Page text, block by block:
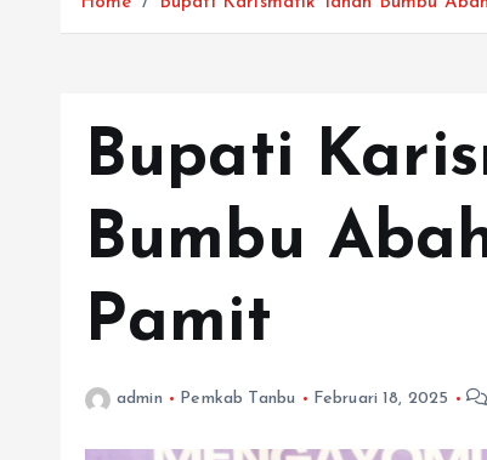
Bupati
Bumbu
Pamit
admin Pemkab Tanbu Februari 18, 2025